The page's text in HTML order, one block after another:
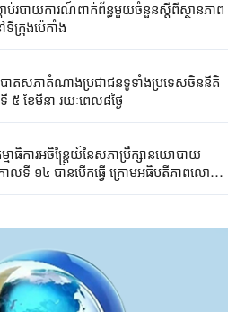
ាប់របាយការណ៍ពាក់ព័ន្ធមួយចំនួនស្តីពីស្ថានភាព
ក្រុងប៉េកាំង
បាតសភាតំណាងប្រជាជនទូទាំងប្រទេសចិននីតិ
៥ ខែមីនា រយៈពេល៨ថ្ងៃ
ាធិការអចិន្ត្រៃយ៍នៃសភាប្រឹក្សានយោបាយ
លទី ១៤ បានបើកធ្វើ ក្រោមអធិបតីភាពលោក